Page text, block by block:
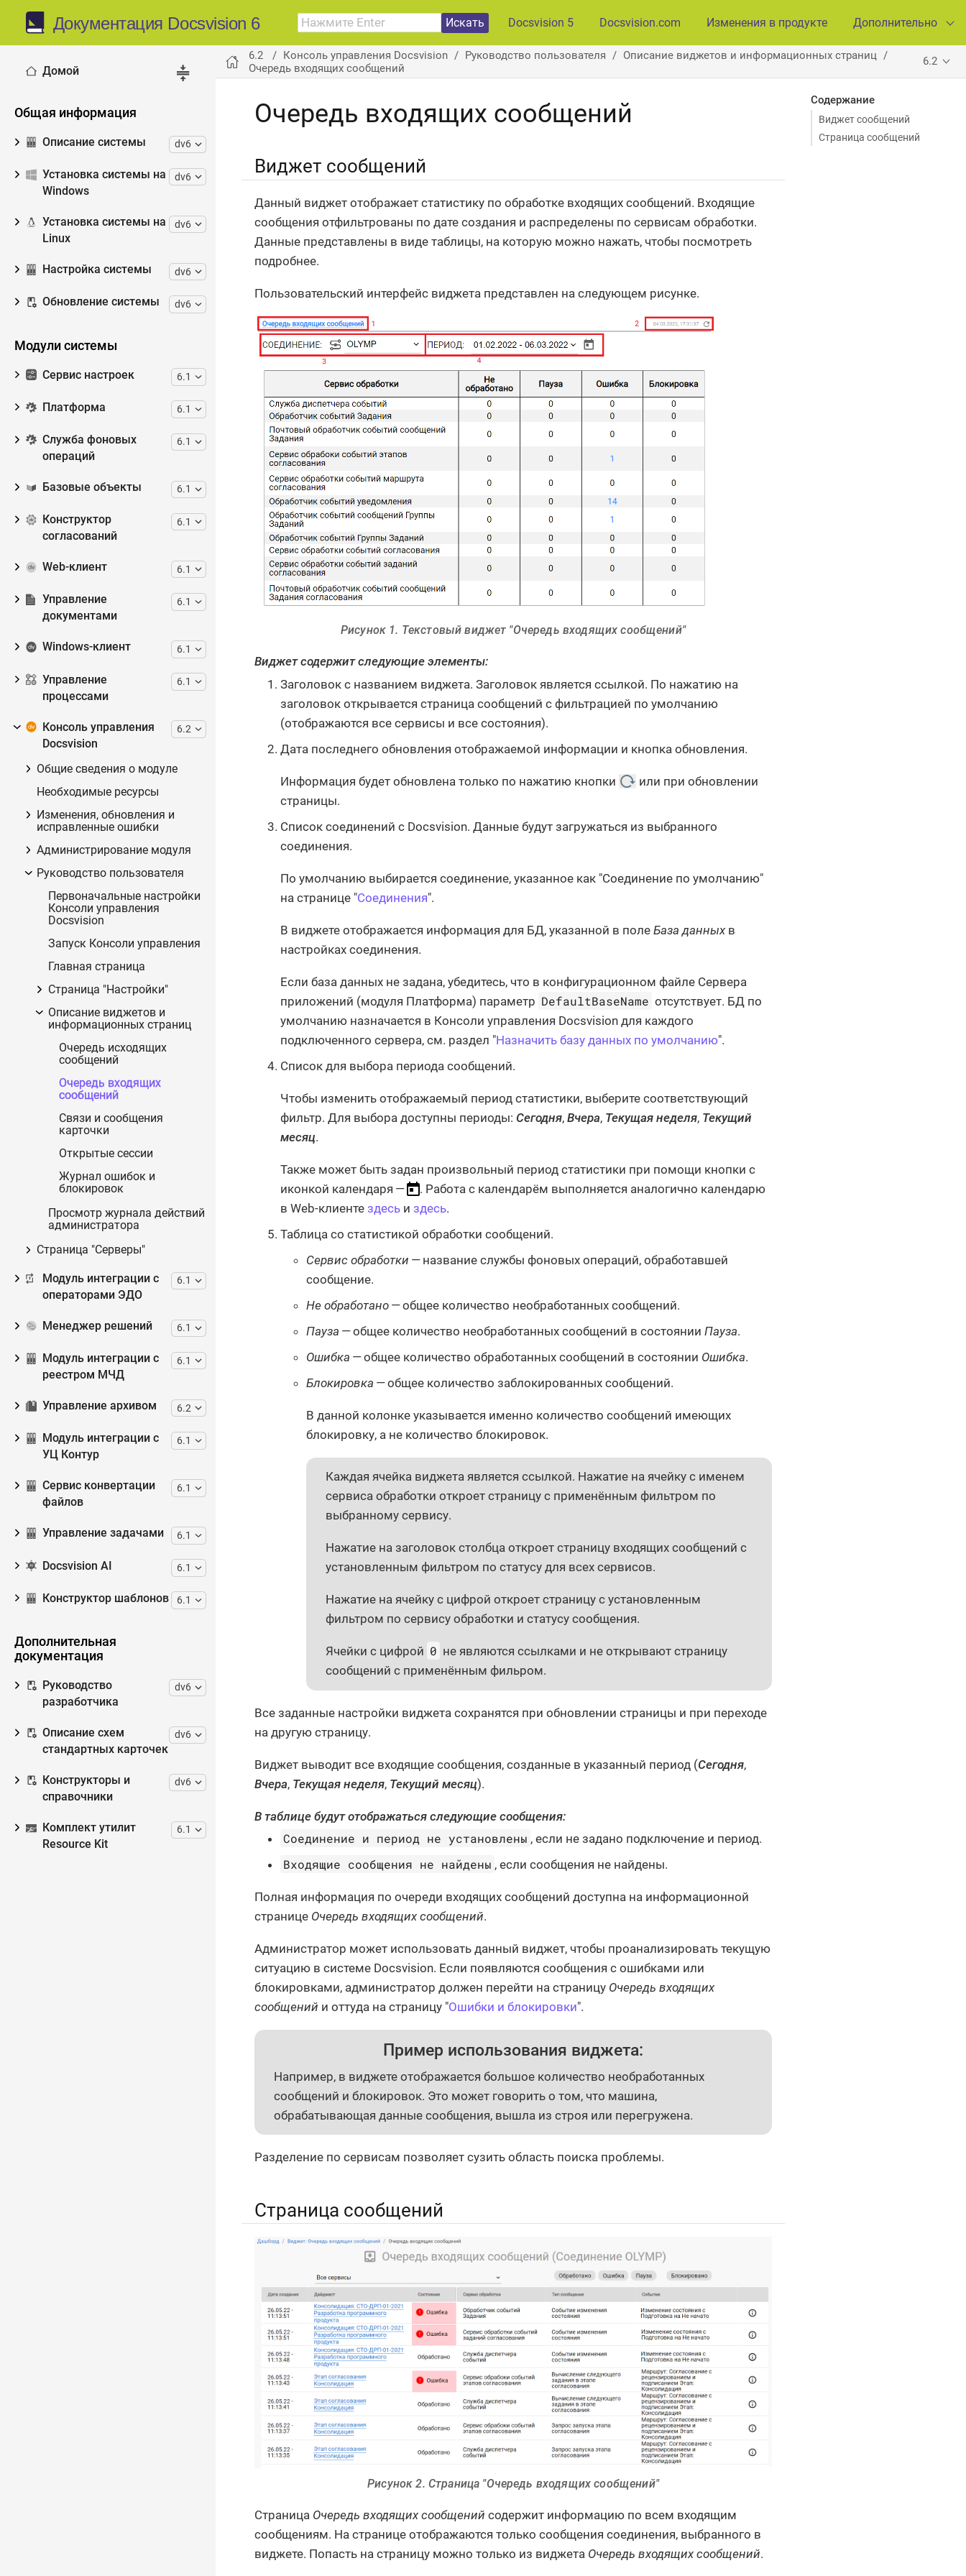
Документация Docsvision 6 Искать Docsvision 5 Docsvision.com Изменения в продукте Дополнительно
Домой
Общая информация
Описание системы dv6
Установка системы на
Windows
dv6
Установка системы на
Linux
dv6
Настройка системы dv6
Обновление системы dv6
Модули системы
Сервис настроек 6.1
Платформа 6.1
Служба фоновых
операций
6.1
Базовые объекты 6.1
Конструктор
согласований
6.1
Web-клиент 6.1
Управление
документами
6.1
Windows-клиент 6.1
Управление
процессами
6.1
Консоль управления
Docsvision
6.2
Общие сведения о модуле
Необходимые ресурсы
Изменения, обновления и
исправленные ошибки
Администрирование модуля
Руководство пользователя
Первоначальные настройки
Консоли управления
Docsvision
Запуск Консоли управления
Главная страница
Страница "Настройки"
Описание виджетов и
информационных страниц
Очередь исходящих
сообщений
Очередь входящих
сообщений
Связи и сообщения
карточки
Открытые сессии
Журнал ошибок и
блокировок
Просмотр журнала действий
администратора
Страница "Серверы"
Модуль интеграции с
операторами ЭДО
6.1
Менеджер решений 6.1
Модуль интеграции с
реестром МЧД
6.1
Управление архивом 6.2
Модуль интеграции с
УЦ Контур
6.1
Сервис конвертации
файлов
6.1
Управление задачами 6.1
Docsvision AI 6.1
Конструктор шаблонов 6.1
Дополнительная
документация
Руководство
разработчика
dv6
Описание схем
стандартных карточек
dv6
Конструкторы и
справочники
dv6
Комплект утилит
Resource Kit
6.1
6.2 Консоль управления Docsvision Руководство пользователя
Описание виджетов и информационных страниц
Очередь входящих сообщений
6.2
Содержание
Виджет сообщений
Страница сообщений
Очередь входящих сообщений
Виджет сообщений
Данный виджет отображает статистику по обработке входящих сообщений. Входящие
сообщения отфильтрованы по дате создания и распределены по сервисам обработки.
Данные представлены в виде таблицы, на которую можно нажать, чтобы посмотреть
подробнее.
Пользовательский интерфейс виджета представлен на следующем рисунке.
Рисунок 1. Текстовый виджет "Очередь входящих сообщений"
Виджет содержит следующие элементы:
Заголовок с названием виджета. Заголовок является ссылкой. По нажатию на
заголовок открывается страница сообщений с фильтрацией по умолчанию
(отображаются все сервисы и все состояния).
Дата последнего обновления отображаемой информации и кнопка обновления.
Информация будет обновлена только по нажатию кнопки
или при обновлении
страницы.
Список соединений с Docsvision. Данные будут загружаться из выбранного
соединения.
По умолчанию выбирается соединение, указанное как "Соединение по умолчанию"
на странице "Соединения".
В виджете отображается информация для БД, указанной в поле База данных в
настройках соединения.
Если база данных не задана, убедитесь, что в конфигурационном файле Сервера
приложений (модуля Платформа) параметр DefaultBaseName отсутствует. БД по
умолчанию назначается в Консоли управления Docsvision для каждого
подключенного сервера, см. раздел "Назначить базу данных по умолчанию".
Список для выбора периода сообщений.
Чтобы изменить отображаемый период статистики, выберите соответствующий
фильтр. Для выбора доступны периоды: Сегодня, Вчера, Текущая неделя, Текущий
месяц.
Также может быть задан произвольный период статистики при помощи кнопки с
иконкой календаря —
. Работа с календарём выполняется аналогично календарю
в Web-клиенте здесь и здесь.
Таблица со статистикой обработки сообщений.
Сервис обработки — название службы фоновых операций, обработавшей
сообщение.
Не обработано — общее количество необработанных сообщений.
Пауза — общее количество необработанных сообщений в состоянии Пауза.
Ошибка — общее количество обработанных сообщений в состоянии Ошибка.
Блокировка — общее количество заблокированных сообщений.
В данной колонке указывается именно количество сообщений имеющих
блокировку, а не количество блокировок.
Каждая ячейка виджета является ссылкой. Нажатие на ячейку с именем
сервиса обработки откроет страницу с применённым фильтром по
выбранному сервису.
Нажатие на заголовок столбца откроет страницу входящих сообщений с
установленным фильтром по статусу для всех сервисов.
Нажатие на ячейку с цифрой откроет страницу с установленным
фильтром по сервису обработки и статусу сообщения.
Ячейки с цифрой 0 не являются ссылками и не открывают страницу
сообщений с применённым фильром.
Все заданные настройки виджета сохранятся при обновлении страницы и при переходе
на другую страницу.
Виджет выводит все входящие сообщения, созданные в указанный период (Сегодня,
Вчера, Текущая неделя, Текущий месяц).
В таблице будут отображаться следующие сообщения:
Соединение и период не установлены , если не задано подключение и период.
Входящие сообщения не найдены , если сообщения не найдены.
Полная информация по очереди входящих сообщений доступна на информационной
странице Очередь входящих сообщений.
Администратор может использовать данный виджет, чтобы проанализировать текущую
ситуацию в системе Docsvision. Если появляются сообщения с ошибками или
блокировками, администратор должен перейти на страницу Очередь входящих
сообщений и оттуда на страницу "Ошибки и блокировки".
Пример использования виджета:
Например, в виджете отображается большое количество необработанных
сообщений и блокировок. Это может говорить о том, что машина,
обрабатывающая данные сообщения, вышла из строя или перегружена.
Разделение по сервисам позволяет сузить область поиска проблемы.
Страница сообщений
Рисунок 2. Страница "Очередь входящих сообщений"
Страница Очередь входящих сообщений содержит информацию по всем входящим
сообщениям. На странице отображаются только сообщения соединения, выбранного в
виджете. Попасть на страницу можно только из виджета Очередь входящих сообщений.